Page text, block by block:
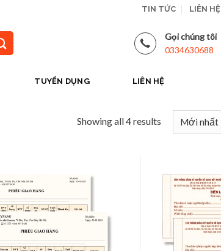
TIN TỨC LIÊN HỆ
Gọi chúng tôi
0334630688
TUYỂN DỤNG LIÊN HỆ
Showing all 4 results